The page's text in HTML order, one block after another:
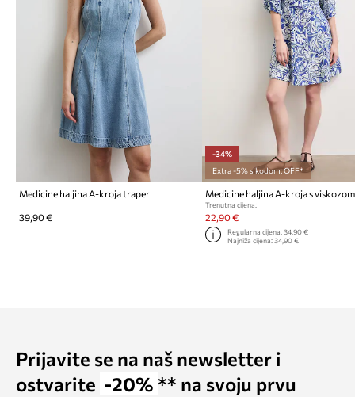
Medicine haljina A-kroja traper
39,90 €
-34%
Extra -5% s kodom: OFF*
Medicine haljina A-kroja s viskozom
Trenutna cijena:
22,90 €
Regularna cijena: 34,90 €
Najniža cijena: 34,90 €
Prijavite se na naš newsletter i
ostvarite -20% ** na svoju prvu